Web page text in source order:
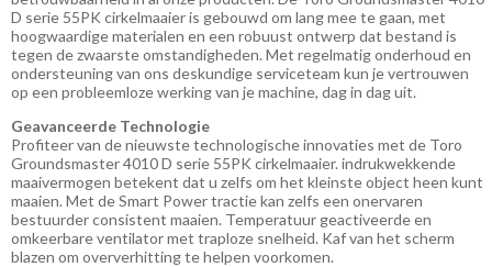
D serie 55PK cirkelmaaier is gebouwd om lang mee te gaan, met
hoogwaardige materialen en een robuust ontwerp dat bestand is
tegen de zwaarste omstandigheden. Met regelmatig onderhoud en
ondersteuning van ons deskundige serviceteam kun je vertrouwen
op een probleemloze werking van je machine, dag in dag uit.
Geavanceerde Technologie
Profiteer van de nieuwste technologische innovaties met de Toro
Groundsmaster 4010 D serie 55PK cirkelmaaier. indrukwekkende
maaivermogen betekent dat u zelfs om het kleinste object heen kunt
maaien. Met de Smart Power tractie kan zelfs een onervaren
bestuurder consistent maaien. Temperatuur geactiveerde en
omkeerbare ventilator met traploze snelheid. Kaf van het scherm
blazen om oververhitting te helpen voorkomen.